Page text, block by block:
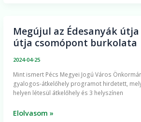
Megújul az Édesanyák
útja csomópont burkolata
2024-04-25
Mint ismert Pécs Megyei Jogú Város
gyalogos-átkelőhely programot hirdetett,
helyen létesül átkelőhely és 3 helyszínen
Megújul
az
és
az
útja
Elolvasom »